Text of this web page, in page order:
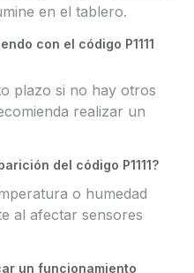
en el tablero.
con el código P1111
plazo si no hay otros
realizar un
del código P1111?
o humedad
al afectar sensores
un funcionamiento